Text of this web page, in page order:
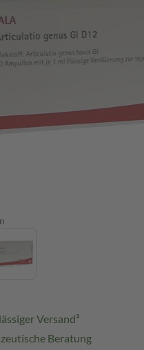
Versand³
Beratung